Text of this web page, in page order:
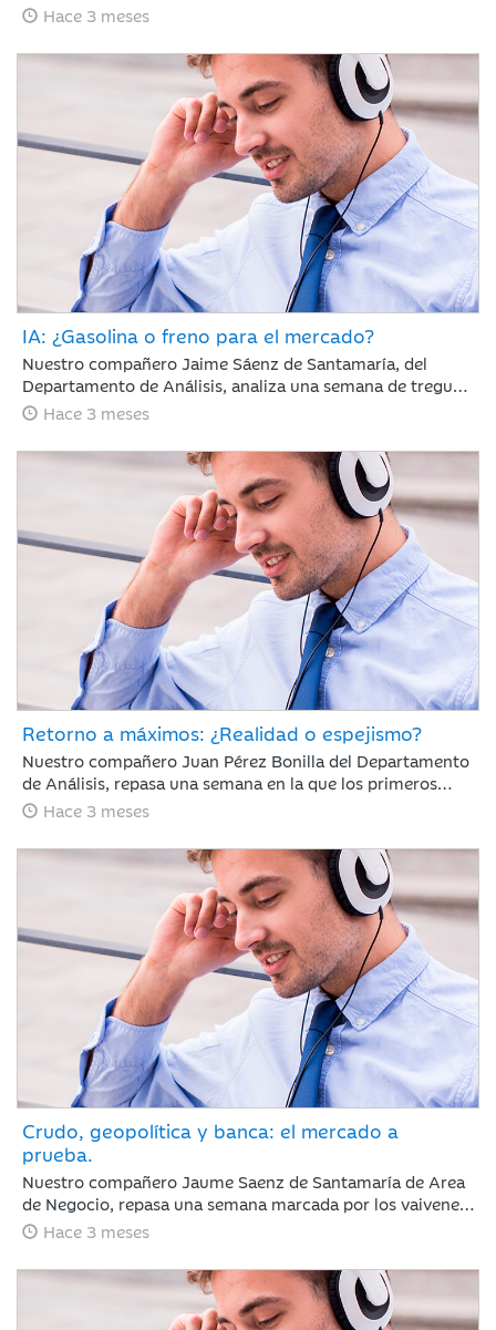
65 días con el estrecho de Ormuz cerrado y la tensión en
bloqueo, recuperando en abril gran parte del terreno
perdido en marzo.
Hace 3 meses
IA: ¿Gasolina o freno para el mercado?
Nuestro compañero Jaime Sáenz de Santamaría, del
Departamento de Análisis, analiza una semana de tregua
geopolítica en la que, pese a la falta de avances en las
empresariales retoman el protagonismo en las bolsas.
Hace 3 meses
Retorno a máximos: ¿Realidad o espejismo?
Nuestro compañero Juan Pérez Bonilla del Departamento
de Análisis, repasa una semana en la que los primeros
diálogos y pactos de alto al fuego han impulsado el
acercado a niveles previos al conflicto.
Hace 3 meses
Crudo, geopolítica y banca: el mercado a
prueba.
Nuestro compañero Jaume Saenz de Santamaría de Area
de Negocio, repasa una semana marcada por los vaivenes
en las negociaciones entre Irán y EEUU, la noticia positiva
de forma abrupta como podría esperarse.
Hace 3 meses